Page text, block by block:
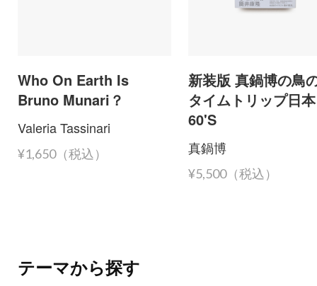
Who On Earth Is
Bruno Munari？
Valeria Tassinari
¥1,650（税込）
新装版 真鍋博の鳥
タイムトリップ日本
60'S
真鍋博
¥5,500（税込）
テーマから探す